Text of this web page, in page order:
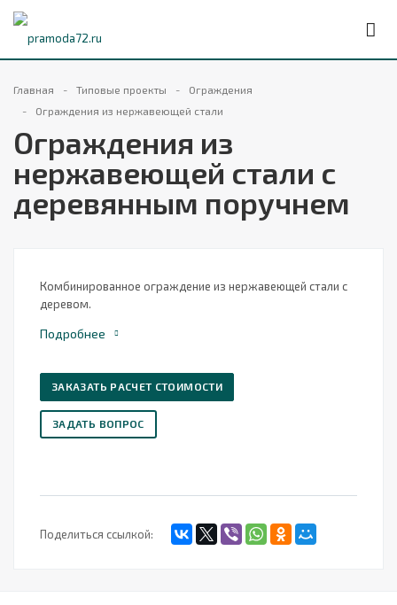
Главная Типовые проекты
Ограждения
Ограждения из нержавеющей стали
Ограждения из
нержавеющей стали с
деревянным поручнем
Комбинированное ограждение из нержавеющей стали с
деревом.
Подробнее
ЗАКАЗАТЬ РАСЧЕТ СТОИМОСТИ
ЗАДАТЬ ВОПРОС
Поделиться ссылкой: